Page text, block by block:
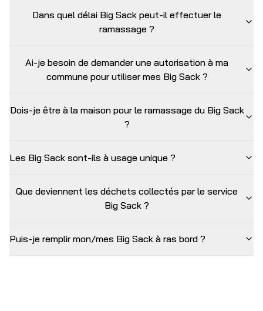
Dans quel délai Big Sack peut-il effectuer le
ramassage ?
Ai-je besoin de demander une autorisation à ma
commune pour utiliser mes Big Sack ?
Dois-je être à la maison pour le ramassage du Big Sack
?
Les Big Sack sont-ils à usage unique ?
Que deviennent les déchets collectés par le service
Big Sack ?
Puis-je remplir mon/mes Big Sack à ras bord ?